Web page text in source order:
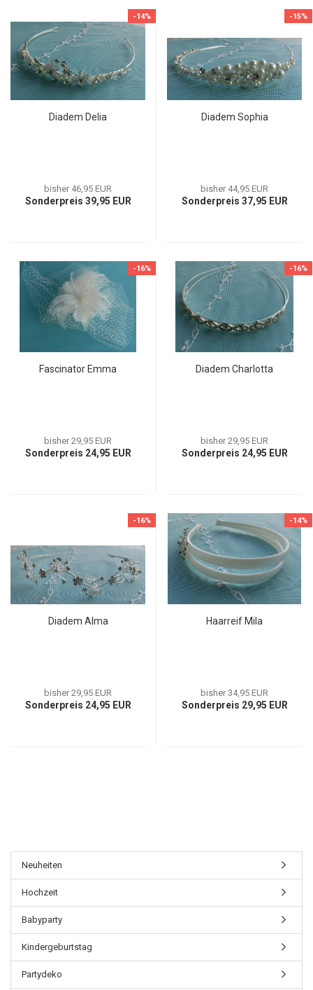
-14%
Diadem Delia
bisher 46,95 EUR
Sonderpreis 39,95 EUR
-15%
Diadem Sophia
bisher 44,95 EUR
Sonderpreis 37,95 EUR
-16%
Fascinator Emma
bisher 29,95 EUR
Sonderpreis 24,95 EUR
-16%
Diadem Charlotta
bisher 29,95 EUR
Sonderpreis 24,95 EUR
-16%
Diadem Alma
bisher 29,95 EUR
Sonderpreis 24,95 EUR
-14%
Haarreif Mila
bisher 34,95 EUR
Sonderpreis 29,95 EUR
Neuheiten
Hochzeit
Babyparty
Kindergeburtstag
Partydeko